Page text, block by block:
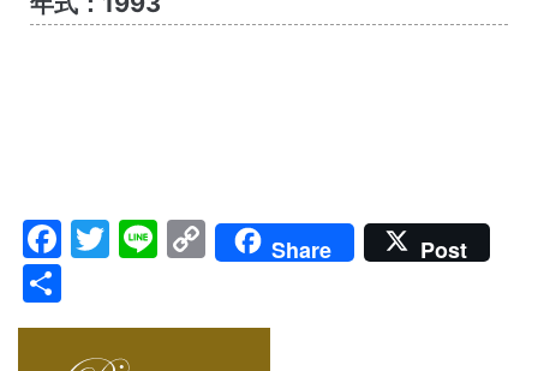
Facebook
Twitter
LineCopy
Link
Share Post
有